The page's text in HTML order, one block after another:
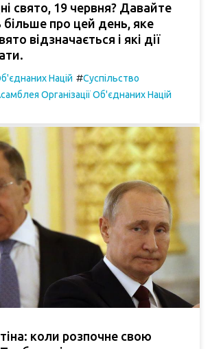
свято, 19 червня? Давайте
більше про цей день, яке
відзначається і які дії
Націй #Суспільство
Організації Об'єднаних Націй
коли розпочне свою